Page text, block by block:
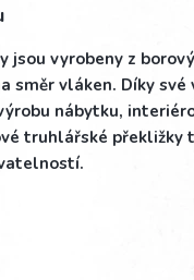
jsou vyrobeny z
směr vláken. Díky své
nábytku,
truhlářské překližky